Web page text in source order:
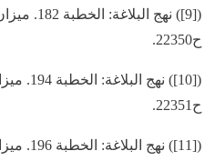
ح22350.
ح22351.